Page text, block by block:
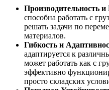
Производительность и
способна работать с
решать задачи по
материалов.
Гибкость и
адаптируется к
может работать как с
эффективно
просто складских